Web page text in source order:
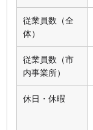
従業員数（全
体）
従業員数（市
内事業所）
休日・休暇